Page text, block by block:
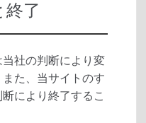
終了
社の判断により変
た、当サイトのす
により終了するこ